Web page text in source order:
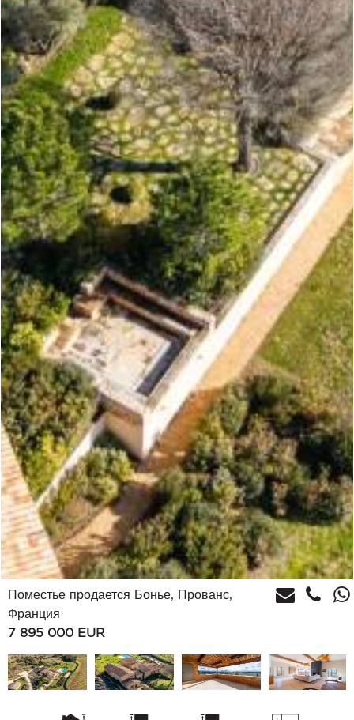
Поместье продается Бонье, Прованс,
Франция
7 895 000 EUR